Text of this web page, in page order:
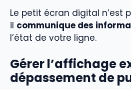
Le petit écran digital n’est
il communique des
l’état de votre ligne.
Gérer l’affichage
dépassement de